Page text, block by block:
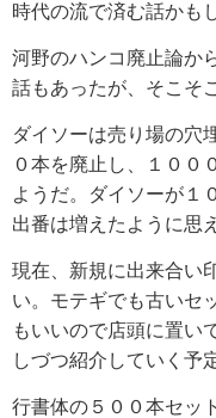
時代の流で済む話かも
河野のハンコ廃止論か
話もあったが、そこそ
ダイソーは売り場の穴
０本を廃止し、１００
ようだ。ダイソーが１
出番は増えたように思
現在、新規に出来合い
い。モテギでも古いセ
もいいので店頭に置い
しづつ紹介していく予
行書体の５００本セッ